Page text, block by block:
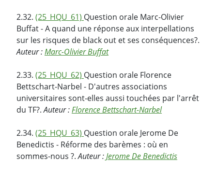
2.32. (25_HQU_61) Question orale Marc-Olivier
Buffat - A quand une réponse aux interpellations
sur les risques de black out et ses conséquences?.
Auteur :Marc-Olivier Buffat
2.33. (25_HQU_62) Question orale Florence
Bettschart-Narbel - D'autres associations
universitaires sont-elles aussi touchées par l'arrêt
du TF?.Auteur :Florence Bettschart-Narbel
2.34. (25_HQU_63) Question orale Jerome De
Benedictis - Réforme des barèmes : où en
sommes-nous ?.Auteur :Jerome De Benedictis